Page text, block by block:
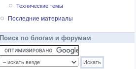
Технические темы
Последние материалы
Поиск по блогам и форумам